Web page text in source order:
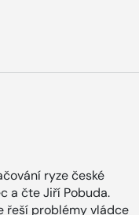
ryze české
a čte Jiří Pobuda.
řeší problémy vládce